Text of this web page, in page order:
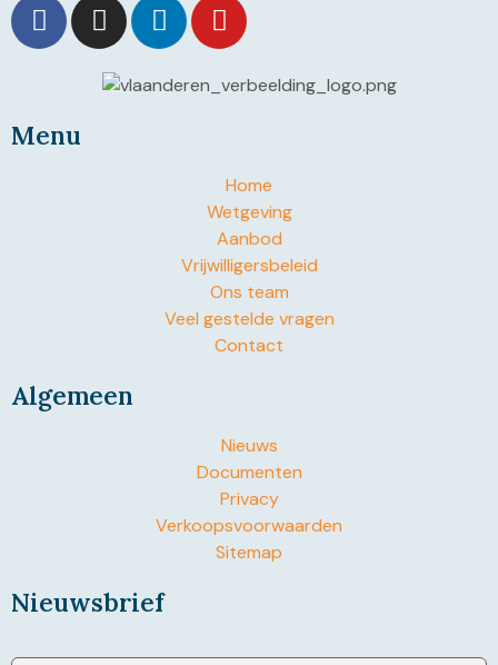
Menu
Home
Wetgeving
Aanbod
Vrijwilligersbeleid
Ons team
Veel gestelde vragen
Contact
Algemeen
Nieuws
Documenten
Privacy
Verkoopsvoorwaarden
Sitemap
Nieuwsbrief